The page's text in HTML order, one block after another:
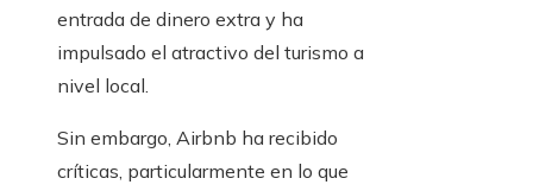
entrada de dinero extra y ha
impulsado el atractivo del turismo a
nivel local.
Sin embargo, Airbnb ha recibido
críticas, particularmente en lo que